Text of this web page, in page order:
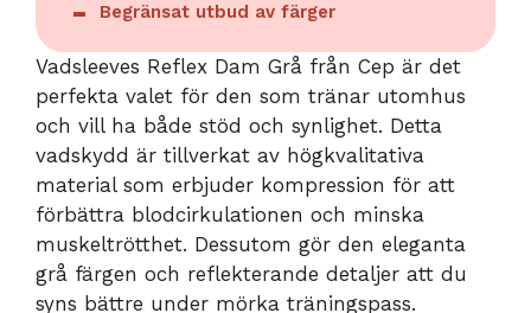
Begränsat utbud av färger
Vadsleeves Reflex Dam Grå från Cep är det
perfekta valet för den som tränar utomhus
och vill ha både stöd och synlighet. Detta
vadskydd är tillverkat av högkvalitativa
material som erbjuder kompression för att
förbättra blodcirkulationen och minska
muskeltrötthet. Dessutom gör den eleganta
grå färgen och reflekterande detaljer att du
syns bättre under mörka träningspass.